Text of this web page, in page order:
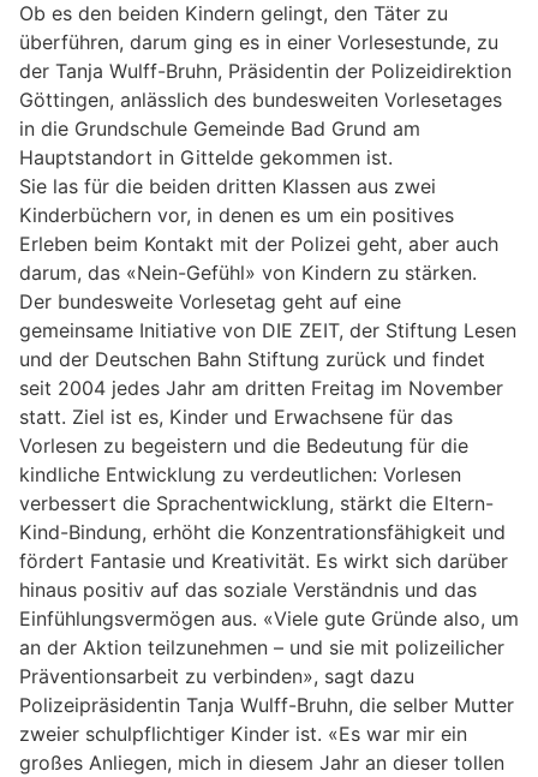
Ob es den beiden Kindern gelingt, den Täter zu
überführen, darum ging es in einer Vorlesestunde, zu
der Tanja Wulff-Bruhn, Präsidentin der Polizeidirektion
Göttingen, anlässlich des bundesweiten Vorlesetages
in die Grundschule Gemeinde Bad Grund am
Hauptstandort in Gittelde gekommen ist.
Sie las für die beiden dritten Klassen aus zwei
Kinderbüchern vor, in denen es um ein positives
Erleben beim Kontakt mit der Polizei geht, aber auch
darum, das «Nein-Gefühl» von Kindern zu stärken.
Der bundesweite Vorlesetag geht auf eine
gemeinsame Initiative von DIE ZEIT, der Stiftung Lesen
und der Deutschen Bahn Stiftung zurück und findet
seit 2004 jedes Jahr am dritten Freitag im November
statt. Ziel ist es, Kinder und Erwachsene für das
Vorlesen zu begeistern und die Bedeutung für die
kindliche Entwicklung zu verdeutlichen: Vorlesen
verbessert die Sprachentwicklung, stärkt die Eltern-
Kind-Bindung, erhöht die Konzentrationsfähigkeit und
fördert Fantasie und Kreativität. Es wirkt sich darüber
hinaus positiv auf das soziale Verständnis und das
Einfühlungsvermögen aus. «Viele gute Gründe also, um
an der Aktion teilzunehmen – und sie mit polizeilicher
Präventionsarbeit zu verbinden», sagt dazu
Polizeipräsidentin Tanja Wulff-Bruhn, die selber Mutter
zweier schulpflichtiger Kinder ist. «Es war mir ein
großes Anliegen, mich in diesem Jahr an dieser tollen